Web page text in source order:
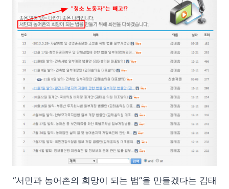
“서민과 농어촌의 희망이 되는 법”을 만들겠다는 김태